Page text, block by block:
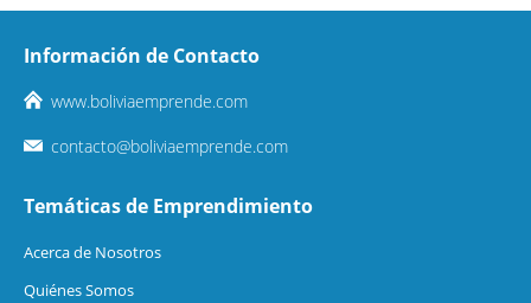
Información de Contacto
www.boliviaemprende.com
contacto@boliviaemprende.com
Temáticas de Emprendimiento
Acerca de Nosotros
Quiénes Somos